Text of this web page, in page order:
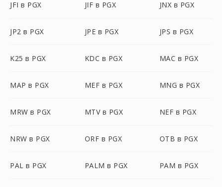
JFI в PGX JIF в PGX JNX в PGX
JP2 в PGX JPE в PGX JPS в PGX
K25 в PGX KDC в PGX MAC в PGX
MAP в PGX MEF в PGX MNG в PGX
MRW в PGX MTV в PGX NEF в PGX
NRW в PGX ORF в PGX OTB в PGX
PAL в PGX PALM в PGX PAM в PGX